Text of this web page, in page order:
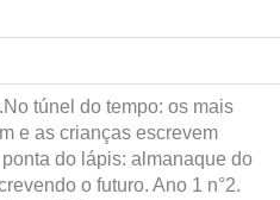
túnel do tempo: os mais
e as crianças escrevem
do lápis: almanaque do
o futuro. Ano 1 n°2.